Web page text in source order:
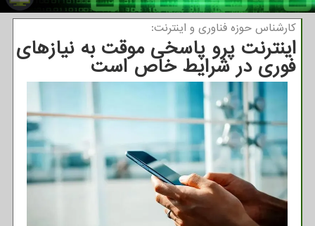
كارشناس حوزه فناوری و اینترنت:
اینترنت پرو پاسخی موقت به نیازهای
فوری در شرایط خاص است